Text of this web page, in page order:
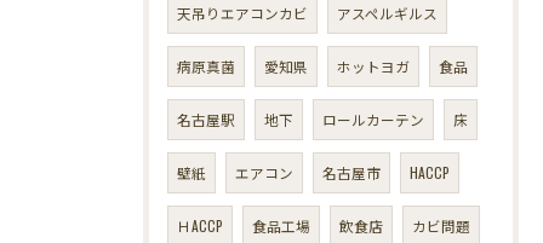
天吊りエアコンカビ アスペルギルス
病原真菌 愛知県 ホットヨガ 食品
名古屋駅 地下 ロールカーテン 床
壁紙 エアコン 名古屋市 HACCP
ＨACCP 食品工場 飲食店 カビ問題